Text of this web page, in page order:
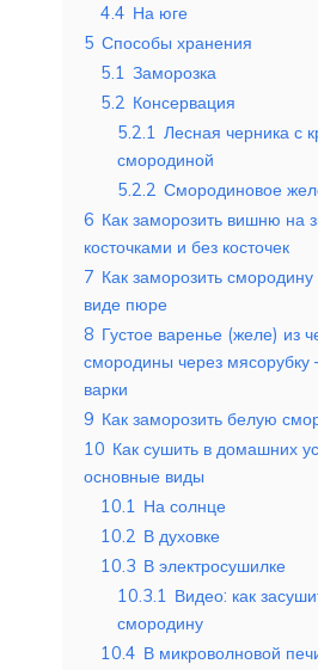
4.4 На юге
5 Способы хранения
5.1 Заморозка
5.2 Консервация
5.2.1 Лесная черника с
смородиной
5.2.2 Смородиновое
6 Как заморозить вишню на
косточками и без косточек
7 Как заморозить
виде пюре
8 Густое варенье (желе) из
смородины через
варки
9 Как заморозить белую
10 Как сушить в домашних
основные виды
10.1 На солнце
10.2 В духовке
10.3 В электросушилке
10.3.1 Видео: как
смородину
10.4 В микроволновой